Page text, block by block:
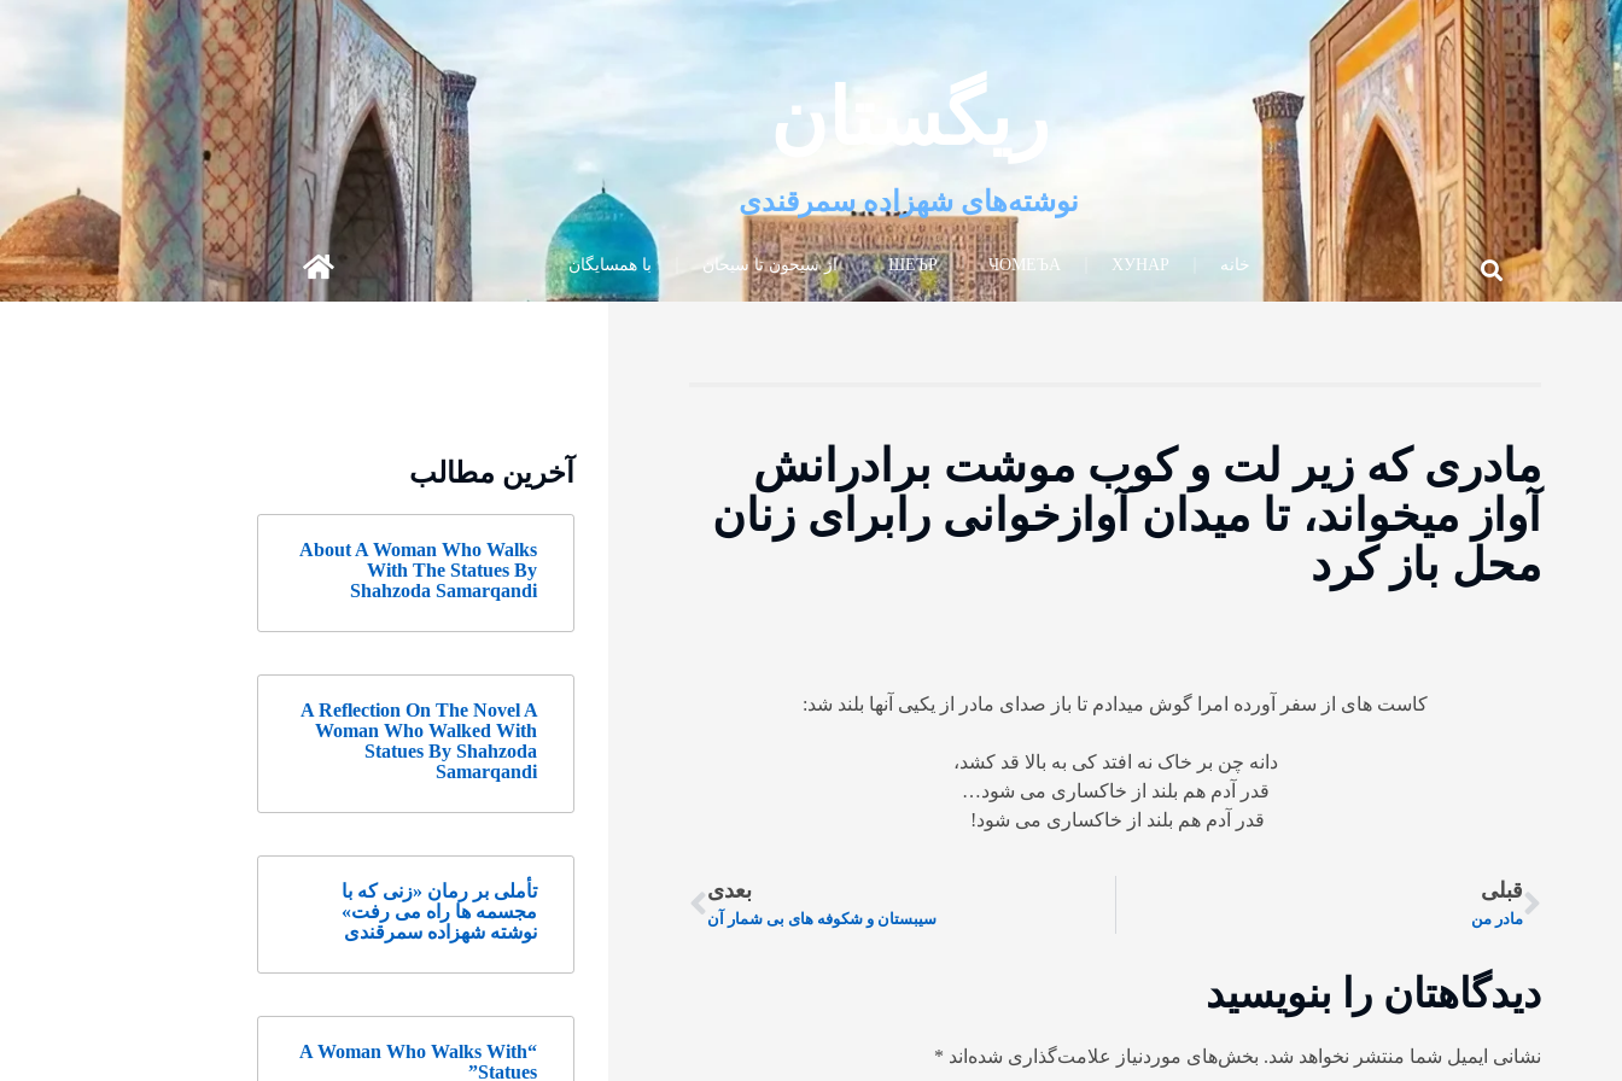
ریگستان
نوشته‌های شهزاده سمرقندی
خانه ХУНАР
ЧОМЕЪА
ШЕЪР از سیحون تا سیحان با همسایگان
مادری که زیر لت و کوب موشت برادرانش
آواز میخواند، تا میدان آوازخوانی رابرای زنان
محل باز کرد
کاست های از سفر آورده امرا گوش میدادم تا باز صدای مادر از یکیی آنها بلند شد:
دانه چن بر خاک نه افتد کی به بالا قد کشد،
قدر آدم هم بلند از خاکساری می شود…
قدر آدم هم بلند از خاکساری می شود!
قبلی
مادر من
بعدی
سیبستان و شکوفه های بی شمار آن
دیدگاهتان را بنویسید
نشانی ایمیل شما منتشر نخواهد شد. بخش‌های موردنیاز علامت‌گذاری شده‌اند *
آخرین مطالب
About A Woman Who Walks
With The Statues By
Shahzoda Samarqandi
A Reflection On The Novel A
Woman Who Walked With
Statues By Shahzoda
Samarqandi
تأملی بر رمان «زنی که با
مجسمه ها راه می رفت»
نوشته شهزاده سمرقندی
“A Woman Who Walks With
Statues”